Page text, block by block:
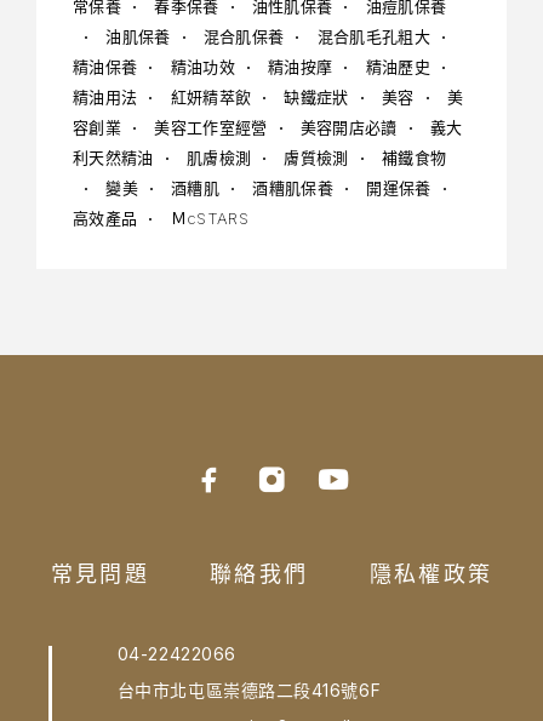
常保養
春季保養 油性肌保養
油痘肌保養
油肌保養
混合肌保養
混合肌毛孔粗大
精油保養
精油功效 精油按摩
精油歷史
精油用法
紅妍精萃飲 缺鐵症狀 美容
美
容創業
美容工作室經營 美容開店必讀
義大
利天然精油
肌膚檢測 膚質檢測
補鐵食物
變美
酒糟肌 酒糟肌保養
開運保養
高效產品
ＭcSTARS
常見問題 聯絡我們 隱私權政策
04-22422066
台中市北屯區崇德路二段416號6F